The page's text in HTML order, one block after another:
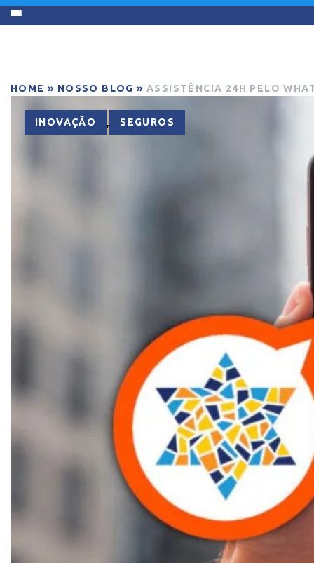
HOME » NOSSO BLOG »ASSISTÊNCIA 24H PELO
INOVAÇÃO , SEGUROS